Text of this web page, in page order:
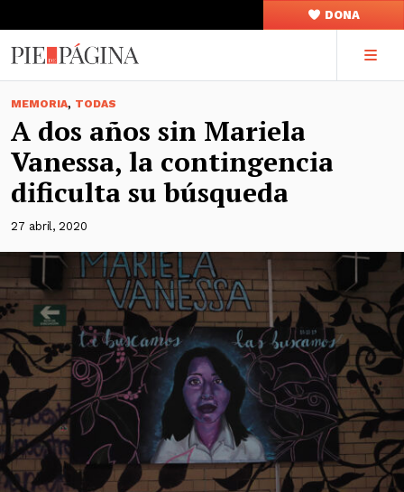
DONA
MEMORIA, TODAS
A dos años sin Mariela
Vanessa, la contingencia
dificulta su búsqueda
27 abril, 2020